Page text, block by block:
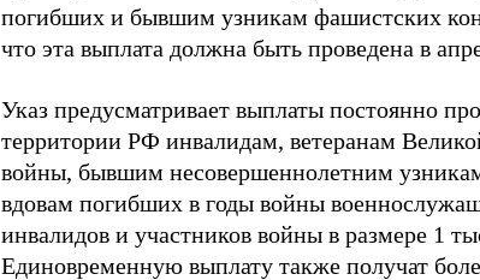
погибших и бывшим узникам фашистских
что эта выплата должна быть проведена в
Указ предусматривает выплаты постоянно
территории РФ инвалидам, ветеранам
войны, бывшим несовершеннолетним узникам
вдовам погибших в годы войны
инвалидов и участников войны в размере 1
Единовременную выплату также получат